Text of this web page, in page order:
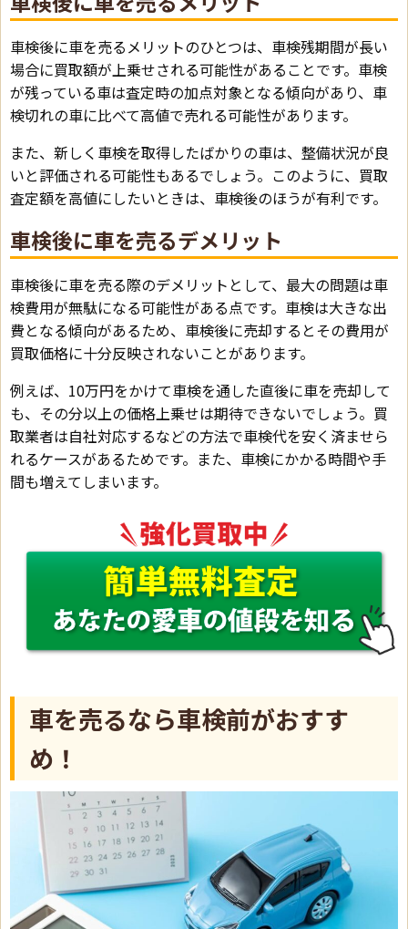
車検後に車を売るメリットのひとつは、車検残期間が長い
場合に買取額が上乗せされる可能性があることです。車検
が残っている車は査定時の加点対象となる傾向があり、車
検切れの車に比べて高値で売れる可能性があります。
また、新しく車検を取得したばかりの車は、整備状況が良
いと評価される可能性もあるでしょう。このように、買取
査定額を高値にしたいときは、車検後のほうが有利です。
車検後に車を売るデメリット
車検後に車を売る際のデメリットとして、最大の問題は車
検費用が無駄になる可能性がある点です。車検は大きな出
費となる傾向があるため、車検後に売却するとその費用が
買取価格に十分反映されないことがあります。
例えば、10万円をかけて車検を通した直後に車を売却して
も、その分以上の価格上乗せは期待できないでしょう。買
取業者は自社対応するなどの方法で車検代を安く済ませら
れるケースがあるためです。また、車検にかかる時間や手
間も増えてしまいます。
車を売るなら車検前がおすす
め！